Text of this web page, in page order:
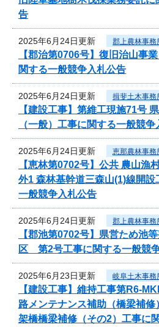
告
2025年6月24日更新 郡上農林事務
【郡治第0706号】復旧治山事
関する一般競争入札公告
2025年6月24日更新 揖斐土木事務
【建設工事】第維工現施71号
（一般）工事に関する一般競争
2025年6月24日更新 恵那農林事務
【恵林第0702号】公共 農山漁
外1 森林基幹道三森山(1)線開
一般競争入札公告
2025年6月24日更新 郡上農林事務
【郡池第0702号】県営ため池
区 第2号工事に関する一般競
2025年6月23日更新 岐阜土木事務
【建設工事】維持工事第R6-
路メンテナンス補助（橋梁補
架橋橋梁補修（その2）工事に